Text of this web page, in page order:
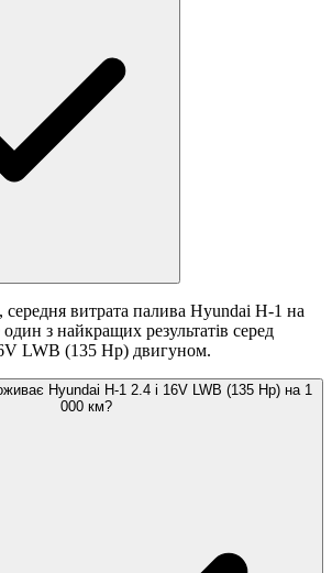
витрата палива Hyundai H-1 на
з найкращих результатів серед
LWB (135 Hp) двигуном.
Hyundai H-1 2.4 i 16V LWB (135 Hp) на 1
000 км?